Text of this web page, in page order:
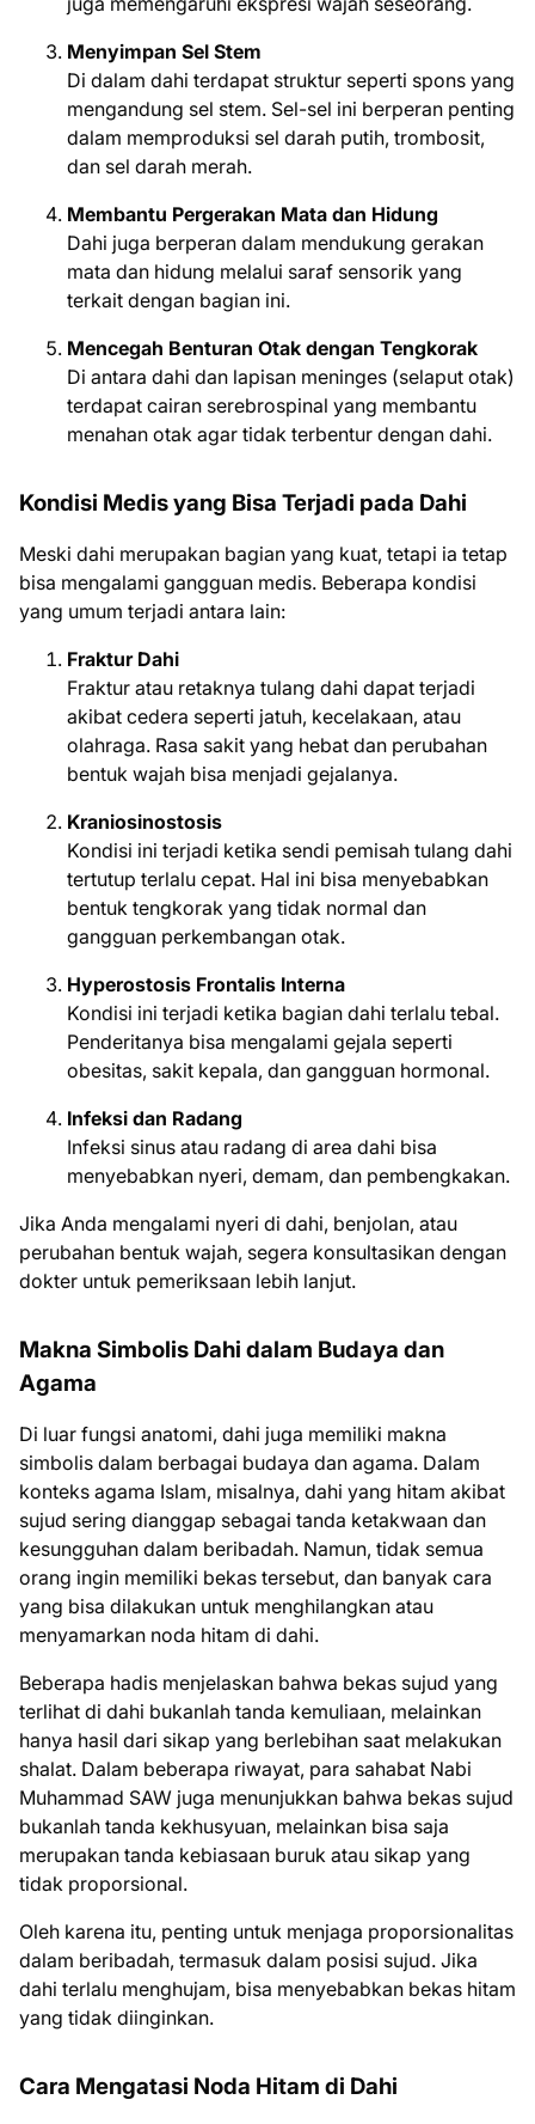
Menyimpan Sel Stem
Di dalam dahi terdapat struktur seperti spons yang
mengandung sel stem. Sel-sel ini berperan penting
dalam memproduksi sel darah putih, trombosit,
dan sel darah merah.
Membantu Pergerakan Mata dan Hidung
Dahi juga berperan dalam mendukung gerakan
mata dan hidung melalui saraf sensorik yang
terkait dengan bagian ini.
Mencegah Benturan Otak dengan Tengkorak
Di antara dahi dan lapisan meninges (selaput otak)
terdapat cairan serebrospinal yang membantu
menahan otak agar tidak terbentur dengan dahi.
Kondisi Medis yang Bisa Terjadi pada Dahi
Meski dahi merupakan bagian yang kuat, tetapi ia tetap
bisa mengalami gangguan medis. Beberapa kondisi
yang umum terjadi antara lain:
Fraktur Dahi
Fraktur atau retaknya tulang dahi dapat terjadi
akibat cedera seperti jatuh, kecelakaan, atau
olahraga. Rasa sakit yang hebat dan perubahan
bentuk wajah bisa menjadi gejalanya.
Kraniosinostosis
Kondisi ini terjadi ketika sendi pemisah tulang dahi
tertutup terlalu cepat. Hal ini bisa menyebabkan
bentuk tengkorak yang tidak normal dan
gangguan perkembangan otak.
Hyperostosis Frontalis Interna
Kondisi ini terjadi ketika bagian dahi terlalu tebal.
Penderitanya bisa mengalami gejala seperti
obesitas, sakit kepala, dan gangguan hormonal.
Infeksi dan Radang
Infeksi sinus atau radang di area dahi bisa
menyebabkan nyeri, demam, dan pembengkakan.
Jika Anda mengalami nyeri di dahi, benjolan, atau
perubahan bentuk wajah, segera konsultasikan dengan
dokter untuk pemeriksaan lebih lanjut.
Makna Simbolis Dahi dalam Budaya dan
Agama
Di luar fungsi anatomi, dahi juga memiliki makna
simbolis dalam berbagai budaya dan agama. Dalam
konteks agama Islam, misalnya, dahi yang hitam akibat
sujud sering dianggap sebagai tanda ketakwaan dan
kesungguhan dalam beribadah. Namun, tidak semua
orang ingin memiliki bekas tersebut, dan banyak cara
yang bisa dilakukan untuk menghilangkan atau
menyamarkan noda hitam di dahi.
Beberapa hadis menjelaskan bahwa bekas sujud yang
terlihat di dahi bukanlah tanda kemuliaan, melainkan
hanya hasil dari sikap yang berlebihan saat melakukan
shalat. Dalam beberapa riwayat, para sahabat Nabi
Muhammad SAW juga menunjukkan bahwa bekas sujud
bukanlah tanda kekhusyuan, melainkan bisa saja
merupakan tanda kebiasaan buruk atau sikap yang
tidak proporsional.
Oleh karena itu, penting untuk menjaga proporsionalitas
dalam beribadah, termasuk dalam posisi sujud. Jika
dahi terlalu menghujam, bisa menyebabkan bekas hitam
yang tidak diinginkan.
Cara Mengatasi Noda Hitam di Dahi